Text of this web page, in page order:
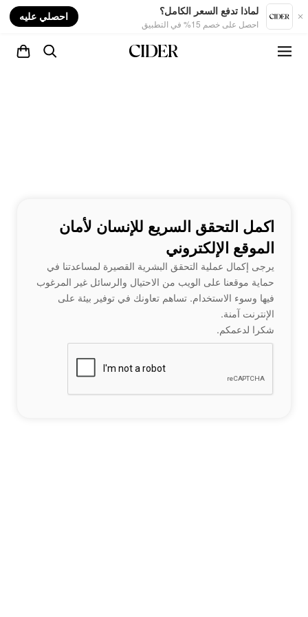
لماذا تدفع السعر الكامل؟
احصل على خصم 15% في التطبيق
احصلي عليه
اكمل التحقق السريع للإنسان لأمان
الموقع الإلكتروني
يرجى إكمال عملية التحقق البشرية القصيرة لمساعدتنا في
حماية موقعنا على الويب من الاحتيال والرسائل غير المرغوب
فيها وسوء الاستخدام. تساهم تعاونك في توفير بيئة على
الإنترنت آمنة.
شكرا لدعمكم.